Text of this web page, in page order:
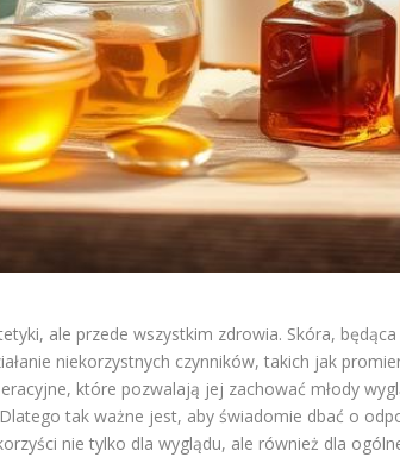
ale przede wszystkim zdrowia. Skóra,
niekorzystnych czynników, takich jak
które pozwalają jej zachować młody
tak ważne jest, aby świadomie dbać o
nie tylko dla wyglądu, ale również dla